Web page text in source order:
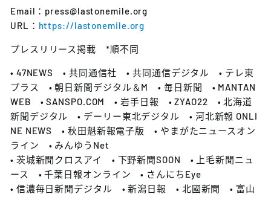
Email：press@lastonemile.org
URL： https://lastonemile.org
プレスリリース掲載 *順不同
• 47NEWS • 共同通信社 • 共同通信デジタル • テレ東
プラス • 朝日新聞デジタル＆M • 毎日新聞 • MANTAN
WEB • SANSPO.COM • 岩手日報 • ZYAO22 • 北海道
新聞デジタル • デーリー東北デジタル • 河北新報 ONLI
NE NEWS • 秋田魁新報電子版 • やまがたニュースオン
ライン • みんゆうNet
• 茨城新聞クロスアイ • 下野新聞SOON • 上毛新聞ニュ
ース • 千葉日報オンライン • さんにちEye
• 信濃毎日新聞デジタル • 新潟日報 • 北國新聞 • 富山